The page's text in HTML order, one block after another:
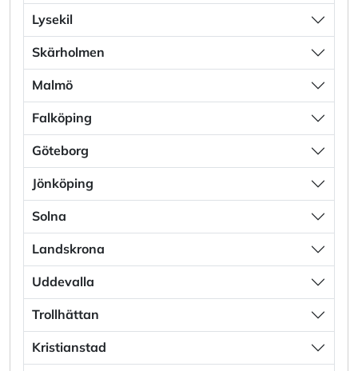
Lysekil
Skärholmen
Malmö
Falköping
Göteborg
Jönköping
Solna
Landskrona
Uddevalla
Trollhättan
Kristianstad